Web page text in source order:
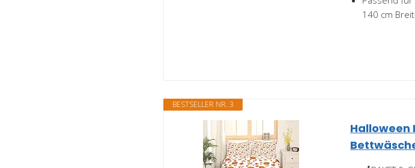
140 cm
BESTSELLER NR. 3
Halloween